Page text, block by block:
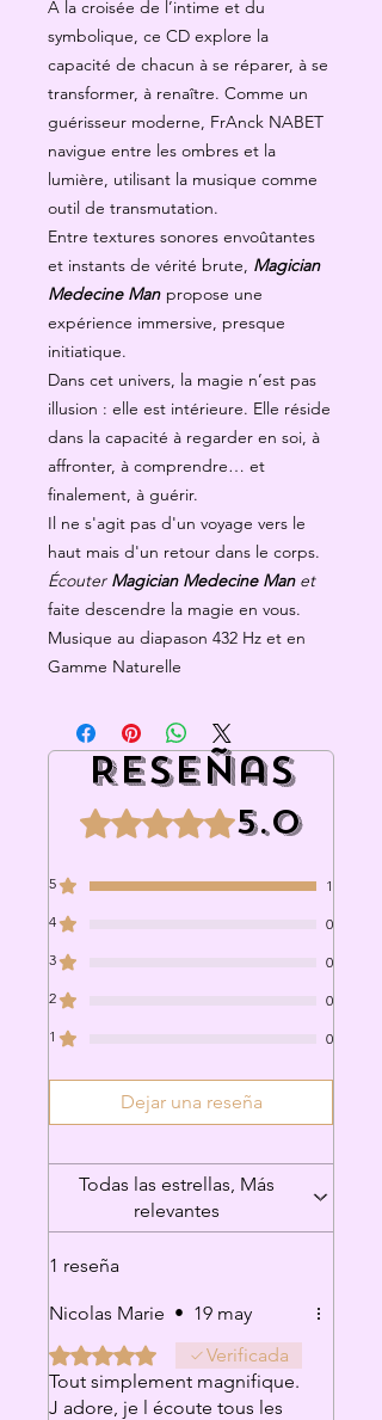
À la croisée de l’intime et du
symbolique, ce CD explore la
capacité de chacun à se réparer, à se
transformer, à renaître. Comme un
guérisseur moderne, FrAnck NABET
navigue entre les ombres et la
lumière, utilisant la musique comme
outil de transmutation.
Entre textures sonores envoûtantes
et instants de vérité brute, Magician
Medecine Man propose une
expérience immersive, presque
initiatique.
Dans cet univers, la magie n’est pas
illusion : elle est intérieure. Elle réside
dans la capacité à regarder en soi, à
affronter, à comprendre… et
finalement, à guérir.
Il ne s'agit pas d'un voyage vers le
haut mais d'un retour dans le corps.
ÉcouterMagician Medecine Man et
faite descendre la magie en vous.
Musique au diapason 432 Hz et en
Gamme Naturelle
Reseñas
Obtuvo 5 de 5 estrellas.
5.0
5
1
4
0
3
0
2
0
1
0
Dejar una reseña
Todas las estrellas, Más
relevantes
1 reseña
Nicolas Marie • 19 may
Obtuvo 5 de 5 estrellas.Verificada
Tout simplement magnifique.
J adore, je l écoute tous les